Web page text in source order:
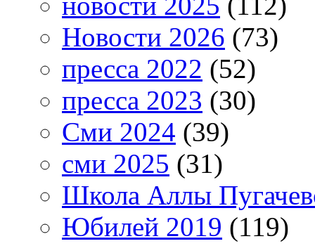
Новости 2026 (73)
пресса 2022 (52)
пресса 2023 (30)
Сми 2024 (39)
сми 2025 (31)
Школа Аллы
Юбилей 2019 (119)